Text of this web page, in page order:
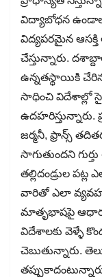
విద్యాబోధన
విద్యపరమైన ఆసక్తి
చేస్తున్నారు.
ఉన్నతస్థాయికి చేరిన
సాధించి విదేశాల్లో
ఉదహరిస్తున్నారు.
జర్మనీ, ఫ్రాన్స్
సాగుతుందని
తల్లిదండ్రుల
వారితో ఎలా
మాతృభాషపై
విదేశాలకు వెళ్ళే
చెబుతున్నారు.